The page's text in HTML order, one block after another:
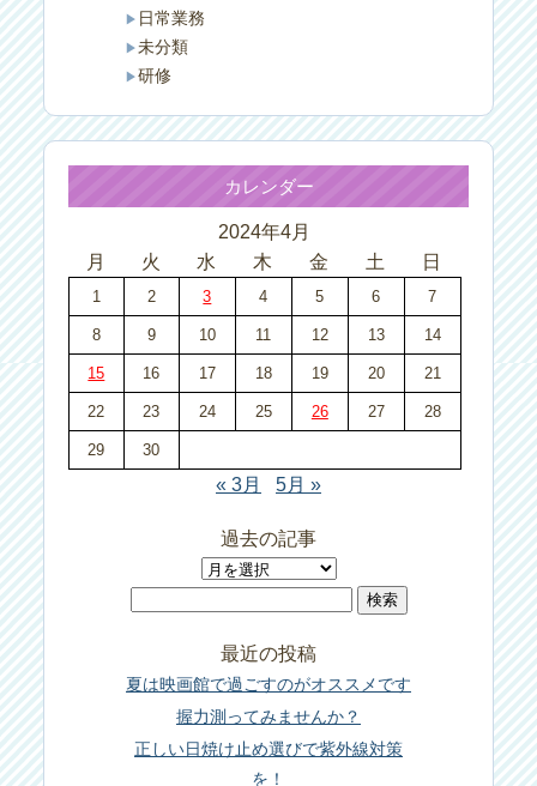
日常業務
未分類
研修
カレンダー
2024年4月
月
火 水 木 金 土 日
1 2 3 4 5 6 7
8 9 10 11 12 13 14
15 16 17 18 19 20 21
22 23 24 25 26 27 28
29 30
« 3月 5月 »
過去の記事
過
事
最近の投稿
夏は映画館で過ごすのがオススメです
握力測ってみませんか？
正しい日焼け止め選びで紫外線対策
を！